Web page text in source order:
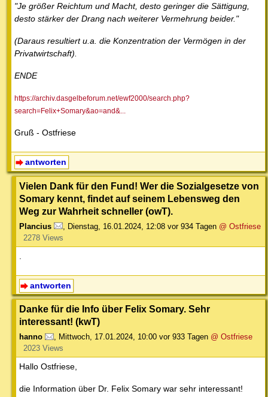
"Je größer Reichtum und Macht, desto geringer die Sättigung,
desto stärker der Drang nach weiterer Vermehrung beider."
(Daraus resultiert u.a. die Konzentration der Vermögen in der
Privatwirtschaft).
ENDE
https://archiv.dasgelbeforum.net/ewf2000/search.php?
search=Felix+Somary&ao=and&...
Gruß - Ostfriese
antworten
Vielen Dank für den Fund! Wer die Sozialgesetze von
Somary kennt, findet auf seinem Lebensweg den
Weg zur Wahrheit schneller (owT).
Plancius Dienstag, 16.01.2024, 12:08 vor 934 Tagen @ Ostfriese
2278 Views
antworten
Danke für die Info über Felix Somary. Sehr
interessant! (kwT)
hanno , Mittwoch, 17.01.2024, 10:00 vor 933 Tagen @ Ostfriese
2023 Views
Hallo Ostfriese,
die Information über Dr. Felix Somary war sehr interessant!